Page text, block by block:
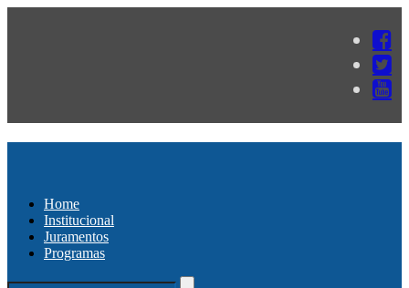
Home
Institucional
Juramentos
Programas